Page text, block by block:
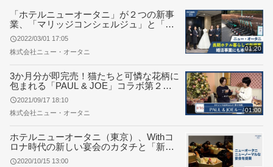
01:20
「ホテルニューオータニ」が２つの新事
業、「マリッジコンシェルジュ」と「サ
ービスアパートメント」を発表
2022/03/01 17:05
株式会社ニュー・オータニ
01:00
3か月分が即完売！猫たちと可憐な花柄に
包まれる「PAUL & JOE」コラボ第２弾
が販売中！
2021/09/17 18:10
株式会社ニュー・オータニ
ホテルニューオータニ（東京）、Withコ
ロナ時代の新しい宴会のカタチと「新・
立食パーティープラン」の販売を開始
2020/10/15 13:00